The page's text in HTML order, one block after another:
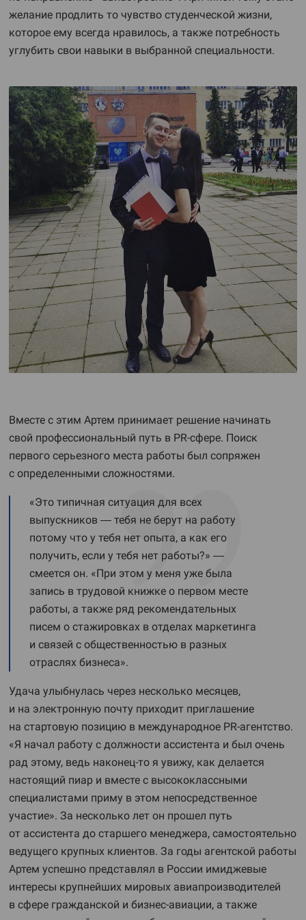
желание продлить то чувство студенческой жизни,
которое ему всегда нравилось, а также потребность
углубить свои навыки в выбранной специальности.
Вместе с этим Артем принимает решение начинать
свой профессиональный путь в PR-сфере. Поиск
первого серьезного места работы был сопряжен
с определенными сложностями.
«Это типичная ситуация для всех
выпускников — тебя не берут на работу
потому что у тебя нет опыта, а как его
получить, если у тебя нет работы?» —
смеется он. «При этом у меня уже была
запись в трудовой книжке о первом месте
работы, а также ряд рекомендательных
писем о стажировках в отделах маркетинга
и связей с общественностью в разных
отраслях бизнеса».
Удача улыбнулась через несколько месяцев,
и на электронную почту приходит приглашение
на стартовую позицию в международное PR-агентство.
«Я начал работу с должности ассистента и был очень
рад этому, ведь наконец-то я увижу, как делается
настоящий пиар и вместе с высококлассными
специалистами приму в этом непосредственное
участие». За несколько лет он прошел путь
от ассистента до старшего менеджера, самостоятельно
ведущего крупных клиентов. За годы агентской работы
Артем успешно представлял в России имиджевые
интересы крупнейших мировых авиапроизводителей
в сфере гражданской и бизнес-авиации, а также